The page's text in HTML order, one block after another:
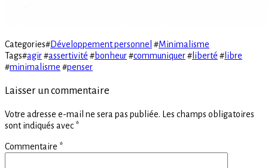
Categories#Développement personnel #Minimalisme
Tags#agir#assertivité #bonheur#communiquer# liberté # libre
#minimalisme #penser
Laisser un commentaire
Votre adresse e-mail ne sera pas publiée.
Les champs obligatoires
sont indiqués avec *
Commentaire *